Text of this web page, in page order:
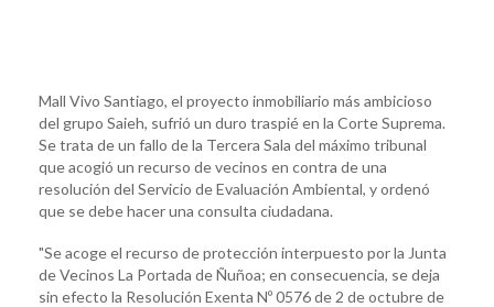
Mall Vivo Santiago, el proyecto inmobiliario más ambicioso
del grupo Saieh, sufrió un duro traspié en la Corte Suprema.
Se trata de un fallo de la Tercera Sala del máximo tribunal
que acogió un recurso de vecinos en contra de una
resolución del Servicio de Evaluación Ambiental, y ordenó
que se debe hacer una consulta ciudadana.
"Se acoge el recurso de protección interpuesto por la Junta
de Vecinos La Portada de Ñuñoa; en consecuencia, se deja
sin efecto la Resolución Exenta Nº 0576 de 2 de octubre de